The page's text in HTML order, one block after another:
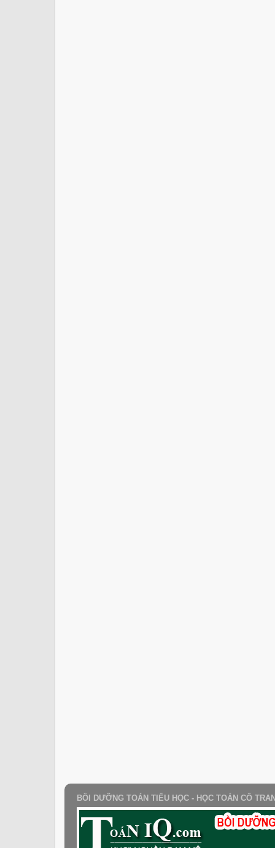
BỒI DƯỠNG TOÁN TIỂU HỌC - HỌC TOÁN CÔ